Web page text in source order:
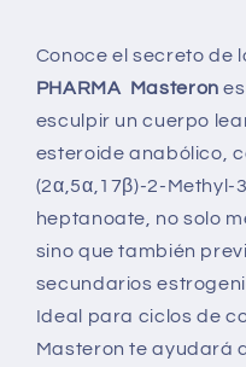
Conoce el secreto de
PHARMA Masteron
esculpir un cuerpo
esteroide anabólico,
(2α,5α,17β)-2-Methyl-
heptanoate, no solo
sino que también
secundarios
Ideal para ciclos de
Masteron te ayudará